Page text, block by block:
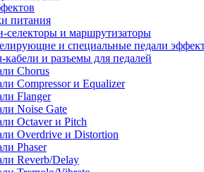
питания
селекторы и маршрутизаторы
и специальные педали
кабели и разъемы для педалей
Chorus
Compressor и Equalizer
Flanger
Noise Gate
Octaver и Pitch
Overdrive и Distortion
Phaser
Reverb/Delay